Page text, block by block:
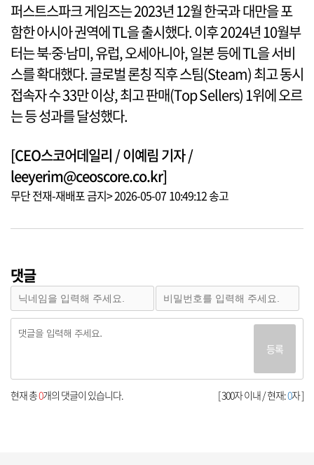
퍼스트스파크 게임즈는 2023년 12월 한국과 대만을 포
함한 아시아 권역에 TL을 출시했다. 이후 2024년 10월부
터는 북∙중∙남미, 유럽, 오세아니아, 일본 등에 TL을 서비
스를 확대했다. 글로벌 론칭 직후 스팀(Steam) 최고 동시
접속자 수 33만 이상, 최고 판매(Top Sellers) 1위에 오르
는 등 성과를 달성했다.
[CEO스코어데일리 / 이예림 기자 /
leeyerim@ceoscore.co.kr]
무단 전재-재배포 금지> 2026-05-07 10:49:12 송고
댓글
등록
[ 300자 이내 / 현재:0자 ]
현재 총0개의 댓글이 있습니다.